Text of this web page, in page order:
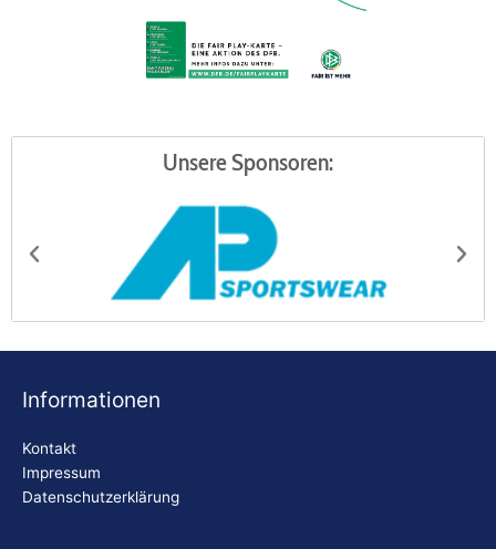
Unsere Sponsoren:
AP Sportswear
Informationen
Kontakt
Impressum
Datenschutzerklärung